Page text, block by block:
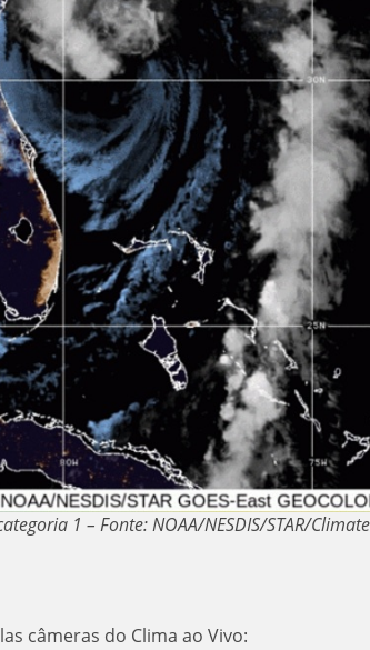
1 – Fonte: NOAA/NESDIS/STAR/
câmeras do Clima ao Vivo: